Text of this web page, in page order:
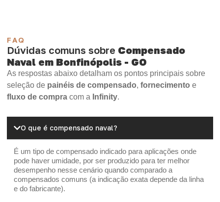
FAQ
Dúvidas comuns sobre Compensado
Naval em Bonfinópolis - GO
As respostas abaixo detalham os pontos principais sobre
seleção de painéis de compensado, fornecimento e
fluxo de compra com a Infinity.
O que é compensado naval?
É um tipo de compensado indicado para aplicações onde
pode haver umidade, por ser produzido para ter melhor
desempenho nesse cenário quando comparado a
compensados comuns (a indicação exata depende da linha
e do fabricante).